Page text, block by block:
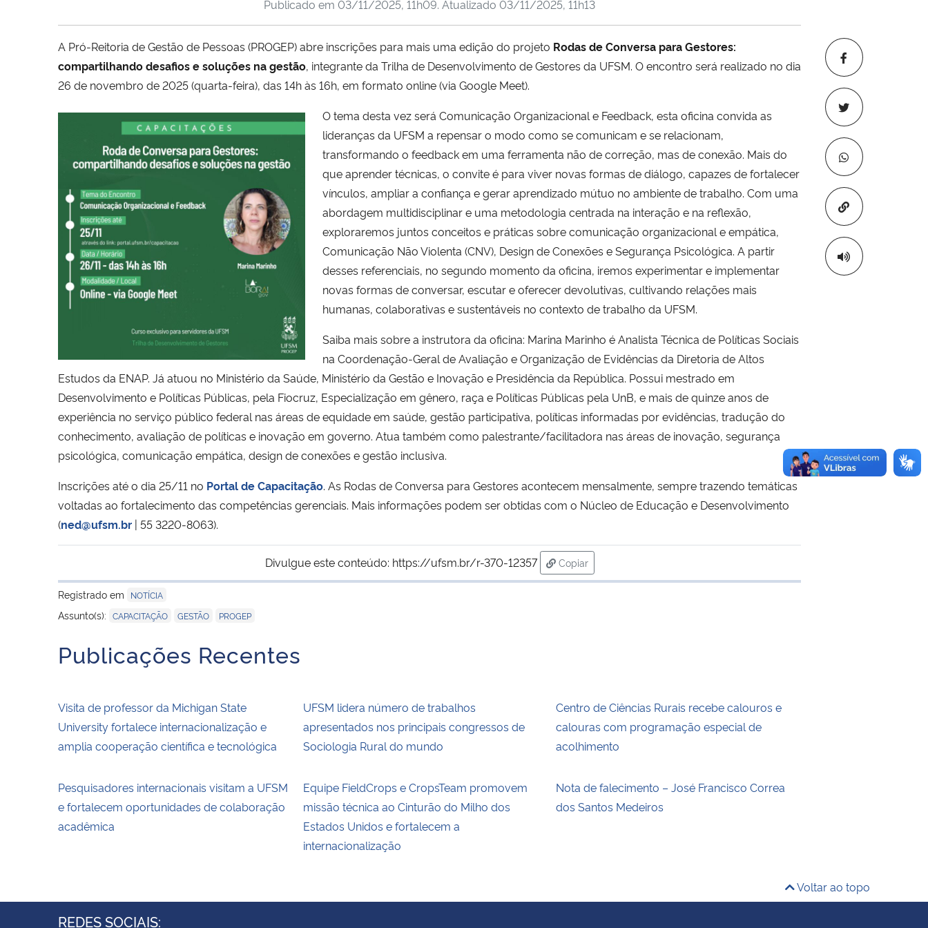
Copiar para
Publicado em 03/11/2025, 11h09. Atualizado 03/11/2025, 11h13
A Pró-Reitoria de Gestão de Pessoas (PROGEP) abre inscrições para mais uma edição do projeto Rodas de Conversa para Gestores:
compartilhando desafios e soluções na gestão, integrante da Trilha de Desenvolvimento de Gestores da UFSM. O encontro será realizado no dia
26 de novembro de 2025 (quarta-feira), das 14h às 16h, em formato online (via Google Meet).
O tema desta vez será Comunicação Organizacional e Feedback, esta oficina convida as
lideranças da UFSM a repensar o modo como se comunicam e se relacionam,
transformando o feedback em uma ferramenta não de correção, mas de conexão. Mais do
que aprender técnicas, o convite é para viver novas formas de diálogo, capazes de fortalecer
vínculos, ampliar a confiança e gerar aprendizado mútuo no ambiente de trabalho. Com uma
abordagem multidisciplinar e uma metodologia centrada na interação e na reflexão,
exploraremos juntos conceitos e práticas sobre comunicação organizacional e empática,
Comunicação Não Violenta (CNV), Design de Conexões e Segurança Psicológica. A partir
desses referenciais, no segundo momento da oficina, iremos experimentar e implementar
novas formas de conversar, escutar e oferecer devolutivas, cultivando relações mais
humanas, colaborativas e sustentáveis no contexto de trabalho da UFSM.
Saiba mais sobre a instrutora da oficina: Marina Marinho é Analista Técnica de Políticas Sociais
na Coordenação-Geral de Avaliação e Organização de Evidências da Diretoria de Altos
Estudos da ENAP. Já atuou no Ministério da Saúde, Ministério da Gestão e Inovação e Presidência da República. Possui mestrado em
Desenvolvimento e Políticas Públicas, pela Fiocruz, Especialização em gênero, raça e Políticas Públicas pela UnB, e mais de quinze anos de
experiência no serviço público federal nas áreas de equidade em saúde, gestão participativa, políticas informadas por evidências, tradução do
conhecimento, avaliação de políticas e inovação em governo. Atua também como palestrante/facilitadora nas áreas de inovação, segurança
psicológica, comunicação empática, design de conexões e gestão inclusiva.
Inscrições até o dia 25/11 no Portal de Capacitação. As Rodas de Conversa para Gestores acontecem mensalmente, sempre trazendo temáticas
voltadas ao fortalecimento das competências gerenciais. Mais informações podem ser obtidas com o Núcleo de Educação e Desenvolvimento
(ned@ufsm.br | 55 3220-8063).
Divulgue este conteúdo: https://ufsm.br/r-370-12357
Copiar
para área de transferência
Registrado em
NOTÍCIA
Assunto(s): CAPACITAÇÃO GESTÃO PROGEP
Publicações Recentes
Visita de professor da Michigan State
University fortalece internacionalização e
amplia cooperação científica e tecnológica
UFSM lidera número de trabalhos
apresentados nos principais congressos de
Sociologia Rural do mundo
Centro de Ciências Rurais recebe calouros e
calouras com programação especial de
acolhimento
Pesquisadores internacionais visitam a UFSM
e fortalecem oportunidades de colaboração
acadêmica
Equipe FieldCrops e CropsTeam promovem
missão técnica ao Cinturão do Milho dos
Estados Unidos e fortalecem a
internacionalização
Nota de falecimento – José Francisco Correa
dos Santos Medeiros
Voltar ao topo
REDES SOCIAIS: